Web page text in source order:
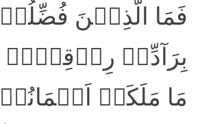
فَمَا الَّذِیۡنَ فُضِّلُوۡا
بِرَآدِّیۡ رِزۡقِہِمۡ
مَا مَلَکَتۡ